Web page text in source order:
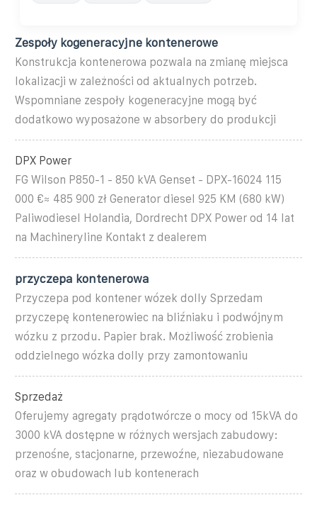
Zespoły kogeneracyjne kontenerowe
Konstrukcja kontenerowa pozwala na zmianę miejsca
lokalizacji w zależności od aktualnych potrzeb.
Wspomniane zespoły kogeneracyjne mogą być
dodatkowo wyposażone w absorbery do produkcji
DPX Power
FG Wilson P850-1 - 850 kVA Genset - DPX-16024 115
000 €≈ 485 900 zł Generator diesel 925 KM (680 kW)
Paliwodiesel Holandia, Dordrecht DPX Power od 14 lat
na Machineryline Kontakt z dealerem
przyczepa kontenerowa
Przyczepa pod kontener wózek dolly Sprzedam
przyczepę kontenerowiec na bliźniaku i podwójnym
wózku z przodu. Papier brak. Możliwość zrobienia
oddzielnego wózka dolly przy zamontowaniu
Sprzedaż
Oferujemy agregaty prądotwórcze o mocy od 15kVA do
3000 kVA dostępne w różnych wersjach zabudowy:
przenośne, stacjonarne, przewoźne, niezabudowane
oraz w obudowach lub kontenerach